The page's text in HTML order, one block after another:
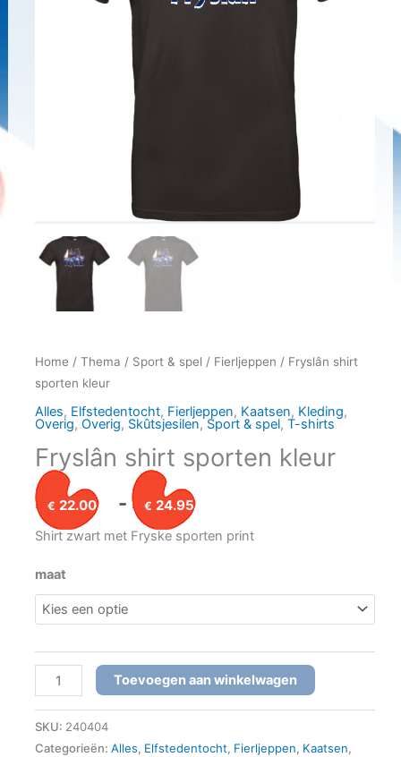
Home / Thema / Sport & spel / Fierljeppen / Fryslân shirt
sporten kleur
Alles, Elfstedentocht, Fierljeppen, Kaatsen, Kleding,
Overig, Overig, Skûtsjesilen, Sport & spel, T-shirts
Fryslân shirt sporten kleur
€ 22.00 - € 24.95
Shirt zwart met Fryske sporten print
maat
Fryslân shirt sporten kleur aantal
Toevoegen aan winkelwagen
SKU: 240404
Categorieën: Alles, Elfstedentocht, Fierljeppen, Kaatsen,